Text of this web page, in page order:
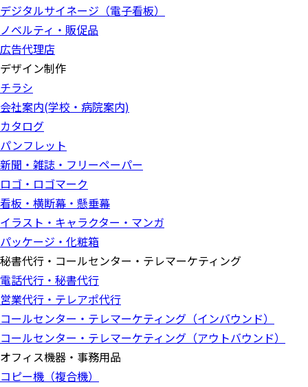
デジタルサイネージ（電子看板）
ノベルティ・販促品
広告代理店
デザイン制作
チラシ
会社案内(学校・病院案内)
カタログ
パンフレット
新聞・雑誌・フリーペーパー
ロゴ・ロゴマーク
看板・横断幕・懸垂幕
イラスト・キャラクター・マンガ
パッケージ・化粧箱
秘書代行・コールセンター・テレマーケティング
電話代行・秘書代行
営業代行・テレアポ代行
コールセンター・テレマーケティング（インバウンド）
コールセンター・テレマーケティング（アウトバウンド）
オフィス機器・事務用品
コピー機（複合機）